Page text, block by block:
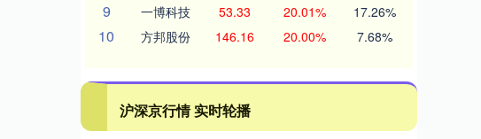
9 一博科技 53.33 20.01% 17.26%
10 方邦股份 146.16 20.00% 7.68%
沪深京行情 实时轮播